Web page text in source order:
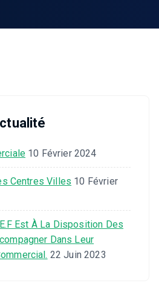
10 Février 2024
Centres Villes 10 Février
Est À La Disposition Des
Dans Leur
22 Juin 2023